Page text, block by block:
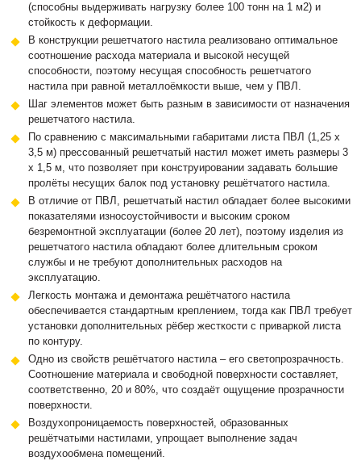
(способны выдерживать нагрузку более 100 тонн на 1 м2) и
стойкость к деформации.
В конструкции решетчатого настила реализовано оптимальное
соотношение расхода материала и высокой несущей
способности, поэтому несущая способность решетчатого
настила при равной металлоёмкости выше, чем у ПВЛ.
Шаг элементов может быть разным в зависимости от назначения
решетчатого настила.
По сравнению с максимальными габаритами листа ПВЛ (1,25 х
3,5 м) прессованный решетчатый настил может иметь размеры 3
х 1,5 м, что позволяет при конструировании задавать большие
пролёты несущих балок под установку решётчатого настила.
В отличие от ПВЛ, решетчатый настил обладает более высокими
показателями износоустойчивости и высоким сроком
безремонтной эксплуатации (более 20 лет), поэтому изделия из
решетчатого настила обладают более длительным сроком
службы и не требуют дополнительных расходов на
эксплуатацию.
Легкость монтажа и демонтажа решётчатого настила
обеспечивается стандартным креплением, тогда как ПВЛ требует
установки дополнительных рёбер жесткости с приваркой листа
по контуру.
Одно из свойств решётчатого настила – его светопрозрачность.
Соотношение материала и свободной поверхности составляет,
соответственно, 20 и 80%, что создаёт ощущение прозрачности
поверхности.
Воздухопроницаемость поверхностей, образованных
решётчатыми настилами, упрощает выполнение задач
воздухообмена помещений.